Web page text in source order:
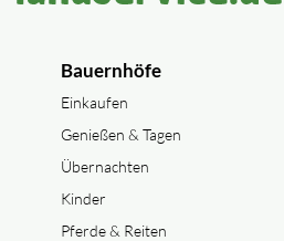
Bauernhöfe
Einkaufen
Genießen & Tagen
Übernachten
Kinder
Pferde & Reiten